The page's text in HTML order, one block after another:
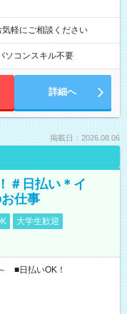
軽にご相談ください
ソコンスキル不要
詳細へ
掲載日：2026.08.06
＃日払い＊イ
仕事
大学生歓迎
■日払いOK！